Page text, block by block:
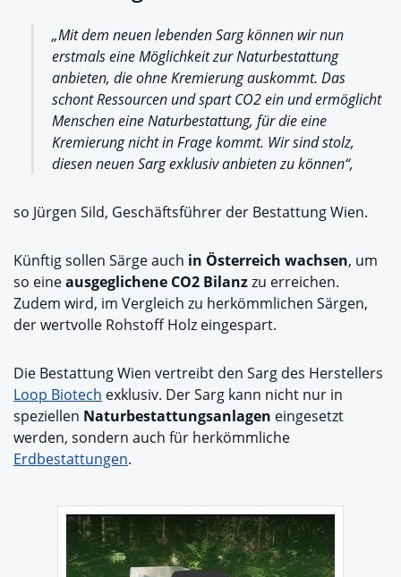
„Mit dem neuen lebenden Sarg können wir nun
erstmals eine Möglichkeit zur Naturbestattung
anbieten, die ohne Kremierung auskommt. Das
schont Ressourcen und spart CO2 ein und ermöglicht
Menschen eine Naturbestattung, für die eine
Kremierung nicht in Frage kommt. Wir sind stolz,
diesen neuen Sarg exklusiv anbieten zu können“,
so Jürgen Sild, Geschäftsführer der Bestattung Wien.
Künftig sollen Särge auch in Österreich wachsen, um
so eineausgeglichene CO2 Bilanzzu erreichen.
Zudem wird, im Vergleich zu herkömmlichen Särgen,
der wertvolle Rohstoff Holz eingespart.
Die Bestattung Wien vertreibt den Sarg des Herstellers
Loop Biotech exklusiv. Der Sarg kann nicht nur in
speziellen Naturbestattungsanlagen eingesetzt
werden, sondern auch für herkömmliche
Erdbestattungen.